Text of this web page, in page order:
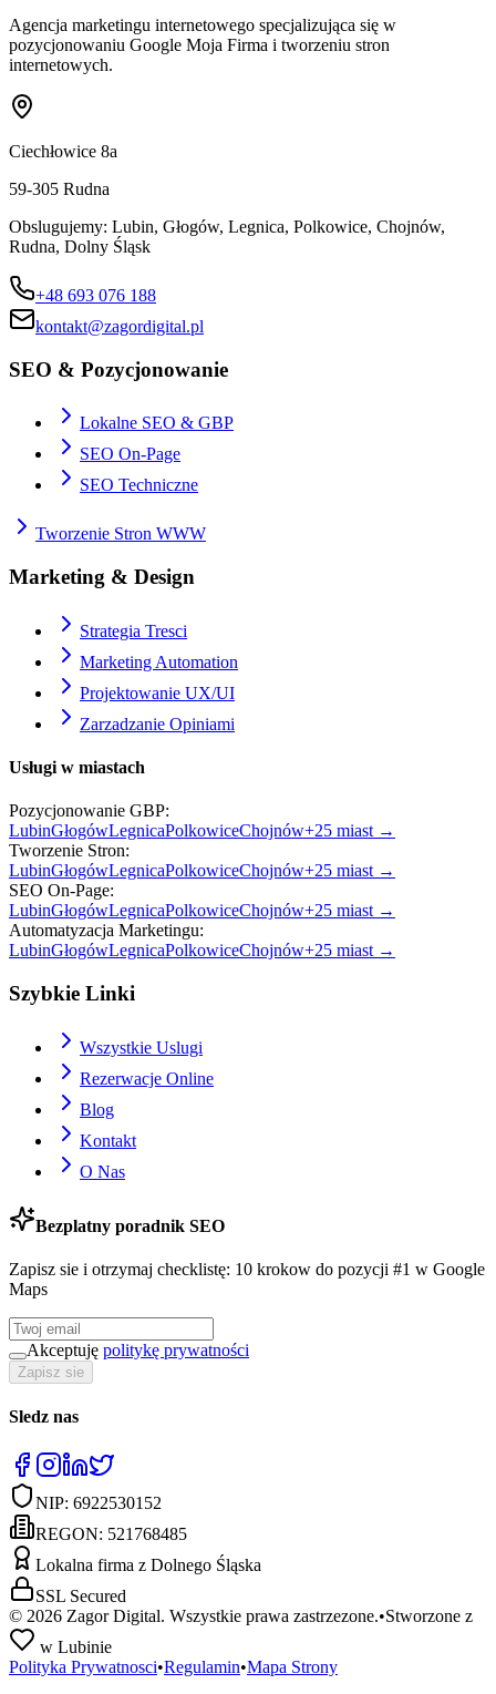
Agencja marketingu internetowego specjalizująca się w
pozycjonowaniu Google Moja Firma i tworzeniu stron
internetowych.
Ciechłowice 8a
59-305 Rudna
Obslugujemy: Lubin, Głogów, Legnica, Polkowice, Chojnów,
Rudna, Dolny Śląsk
+48 693 076 188
kontakt@zagordigital.pl
SEO & Pozycjonowanie
Lokalne SEO & GBP
SEO On-Page
SEO Techniczne
Tworzenie Stron WWW
Marketing & Design
Strategia Tresci
Marketing Automation
Projektowanie UX/UI
Zarzadzanie Opiniami
Usługi w miastach
Pozycjonowanie GBP:
LubinGłogówLegnicaPolkowiceChojnów+25 miast →
Tworzenie Stron:
LubinGłogówLegnicaPolkowiceChojnów+25 miast →
SEO On-Page:
LubinGłogówLegnicaPolkowiceChojnów+25 miast →
Automatyzacja Marketingu:
LubinGłogówLegnicaPolkowiceChojnów+25 miast →
Szybkie Linki
Wszystkie Uslugi
Rezerwacje Online
Blog
Kontakt
O Nas
Bezplatny poradnik SEO
Zapisz sie i otrzymaj checklistę: 10 krokow do pozycji #1 w Google
Maps
Akceptuję politykę prywatności
Zapisz sie
Sledz nas
NIP: 6922530152
REGON: 521768485
Lokalna firma z Dolnego Śląska
SSL Secured
© 2026 Zagor Digital. Wszystkie prawa zastrzezone.•Stworzone z
w Lubinie
Polityka Prywatnosci•Regulamin•Mapa Strony